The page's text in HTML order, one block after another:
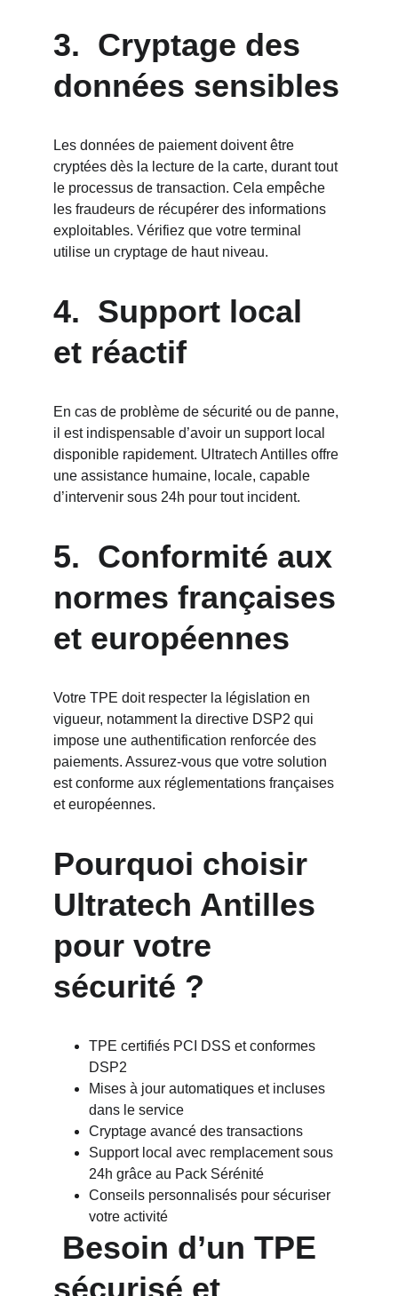
3.  Cryptage des
données sensibles
Les données de paiement doivent être
cryptées dès la lecture de la carte, durant tout
le processus de transaction. Cela empêche
les fraudeurs de récupérer des informations
exploitables. Vérifiez que votre terminal
utilise un cryptage de haut niveau.
4.  Support local
et réactif
En cas de problème de sécurité ou de panne,
il est indispensable d’avoir un support local
disponible rapidement. Ultratech Antilles offre
une assistance humaine, locale, capable
d’intervenir sous 24h pour tout incident.
5.  Conformité aux
normes françaises
et européennes
Votre TPE doit respecter la législation en
vigueur, notamment la directive DSP2 qui
impose une authentification renforcée des
paiements. Assurez-vous que votre solution
est conforme aux réglementations françaises
et européennes.
Pourquoi choisir
Ultratech Antilles
pour votre
sécurité ?
TPE certifiés PCI DSS et conformes
DSP2
Mises à jour automatiques et incluses
dans le service
Cryptage avancé des transactions
Support local avec remplacement sous
24h grâce au Pack Sérénité
Conseils personnalisés pour sécuriser
votre activité
sécurisé et